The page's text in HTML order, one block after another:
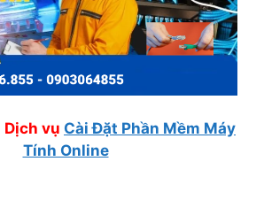
Dịch vụ Cài Đặt Phần Mềm Máy
Tính Online